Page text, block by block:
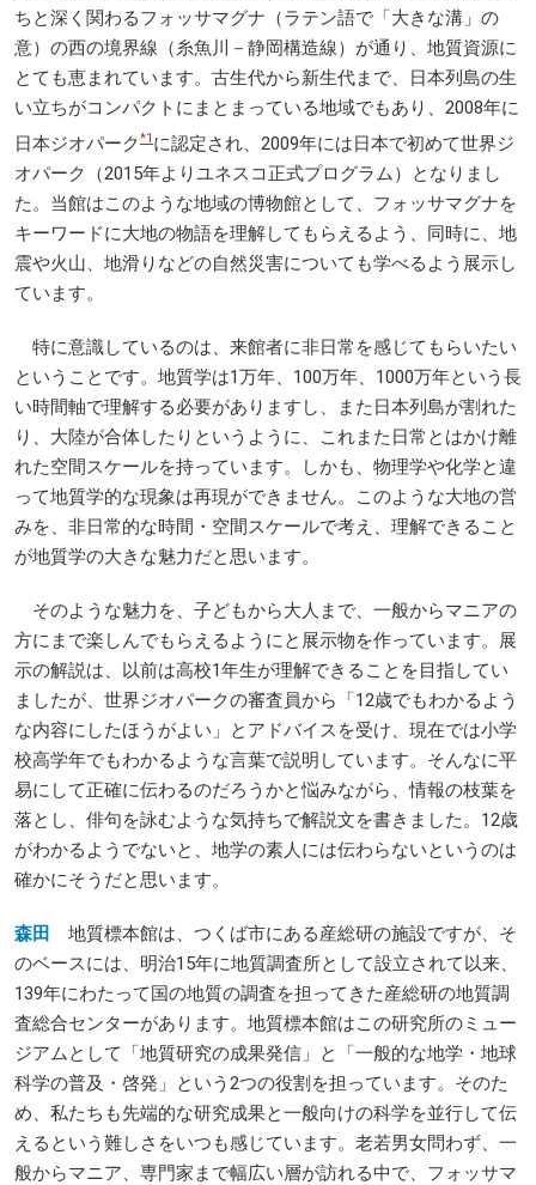
ちと深く関わるフォッサマグナ（ラテン語で「大きな溝」の
意）の西の境界線（糸魚川－静岡構造線）が通り、地質資源に
とても恵まれています。古生代から新生代まで、日本列島の生
い立ちがコンパクトにまとまっている地域でもあり、2008年に
日本ジオパーク*1 に認定され、2009年には日本で初めて世界ジ
オパーク（2015年よりユネスコ正式プログラム）となりまし
た。当館はこのような地域の博物館として、フォッサマグナを
キーワードに大地の物語を理解してもらえるよう、同時に、地
震や火山、地滑りなどの自然災害についても学べるよう展示し
ています。
特に意識しているのは、来館者に非日常を感じてもらいたい
ということです。地質学は1万年、100万年、1000万年という長
い時間軸で理解する必要がありますし、また日本列島が割れた
り、大陸が合体したりというように、これまた日常とはかけ離
れた空間スケールを持っています。しかも、物理学や化学と違
って地質学的な現象は再現ができません。このような大地の営
みを、非日常的な時間・空間スケールで考え、理解できること
が地質学の大きな魅力だと思います。
そのような魅力を、子どもから大人まで、一般からマニアの
方にまで楽しんでもらえるようにと展示物を作っています。展
示の解説は、以前は高校1年生が理解できることを目指してい
ましたが、世界ジオパークの審査員から「12歳でもわかるよう
な内容にしたほうがよい」とアドバイスを受け、現在では小学
校高学年でもわかるような言葉で説明しています。そんなに平
易にして正確に伝わるのだろうかと悩みながら、情報の枝葉を
落とし、俳句を詠むような気持ちで解説文を書きました。12歳
がわかるようでないと、地学の素人には伝わらないというのは
確かにそうだと思います。
森田
地質標本館は、つくば市にある産総研の施設ですが、そ
のベースには、明治15年に地質調査所として設立されて以来、
139年にわたって国の地質の調査を担ってきた産総研の地質調
査総合センターがあります。地質標本館はこの研究所のミュー
ジアムとして「地質研究の成果発信」と「一般的な地学・地球
科学の普及・啓発」という2つの役割を担っています。そのた
め、私たちも先端的な研究成果と一般向けの科学を並行して伝
えるという難しさをいつも感じています。老若男女問わず、一
般からマニア、専門家まで幅広い層が訪れる中で、フォッサマ